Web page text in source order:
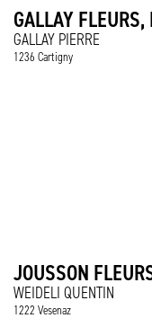
GALLAY
GALLAY PIERRE
1236 Cartigny
JOUSSON
WEIDELI QUENTIN
1222 Vesenaz